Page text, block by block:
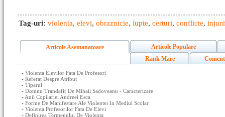
Tag-uri: violenta, elevi, obraznicie, lupte, certuri, conflicte,
Articole Asemanatoare
Articole Populare
Rank Mare
- Violenta Elevilor Fata De Profesori
- Referat Despre Atribut
- Tiparul
- Domnu Trandafir De Mihail Sadoveanu - Caracterizare
- Anii Copilariei Andreei Esca
- Forme De Manifestare Ale Violentei In Mediul Scolar
- Violenta Profesorilor Fata De Elevi
- Definirea Termenului De Violenta